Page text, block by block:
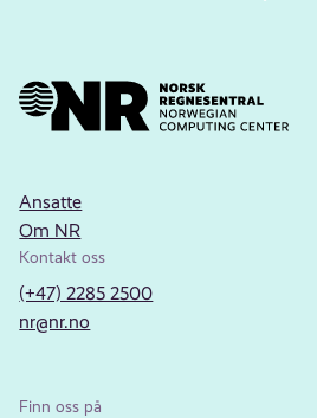
Ansatte
Om NR
Kontakt oss
(+47) 2285 2500
nr@nr.no
Finn oss på